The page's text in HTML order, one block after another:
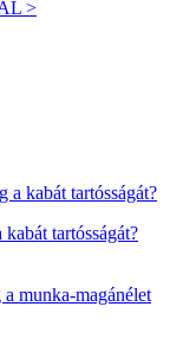
>
tartósságát?